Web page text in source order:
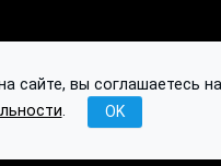
вы соглашаетесь
. OK